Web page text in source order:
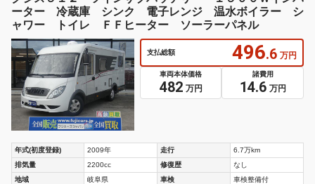
ーター 冷蔵庫 シンク 電子レンジ 温水ボイラー シ
ャワー トイレ ＦＦヒーター ソーラーパネル
支払総額 496.6 万円
車両本体価格
482 万円
諸費用
14.6 万円
年式(初度登録) 2009年 走行
6.7万km
排気量
2200cc 修復歴
なし
地域
岐阜県 車検
車検整備付